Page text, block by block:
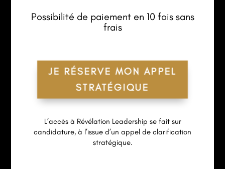
Possibilité de paiement en 10 fois sans
frais
JE RÉSERVE MON APPEL
STRATÉGIQUE
L’accès à Révélation Leadership se fait sur
candidature, à l’issue d’un appel de clarification
stratégique.